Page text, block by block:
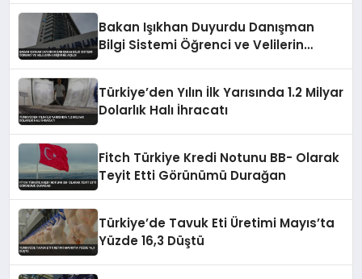
Bakan Işıkhan Duyurdu Danışman
Bilgi Sistemi Öğrenci ve Velilerin
Türkiye’den Yılın İlk Yarısında 1.2 Milyar
Dolarlık Halı İhracatı
Fitch Türkiye Kredi Notunu BB- Olarak
Teyit Etti Görünümü Durağan
Türkiye’de Tavuk Eti Üretimi Mayıs’ta
Yüzde 16,3 Düştü